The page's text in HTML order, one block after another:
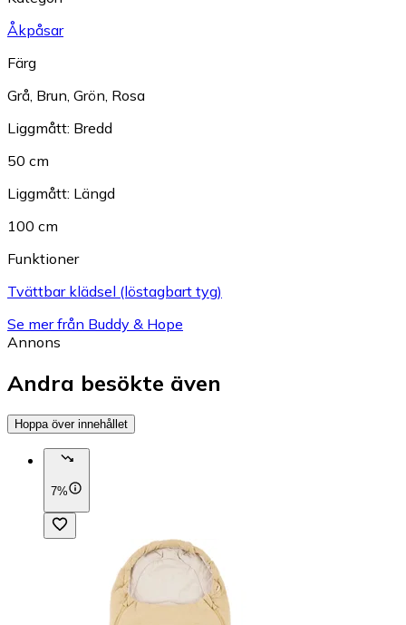
Åkpåsar
Färg
Grå Brun Grön Rosa
Liggmått: Bredd
50 cm
Liggmått: Längd
100 cm
Funktioner
Tvättbar klädsel (löstagbart tyg)
Se mer från Buddy & Hope
Annons
Andra besökte även
Hoppa över innehållet
7%